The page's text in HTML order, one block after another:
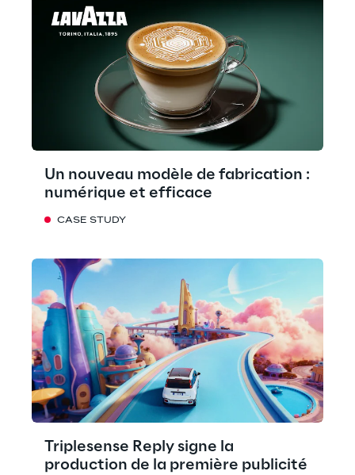
Un nouveau modèle de fabrication :
numérique et efficace
CASE STUDY
Triplesense Reply signe la
production de la première publicité